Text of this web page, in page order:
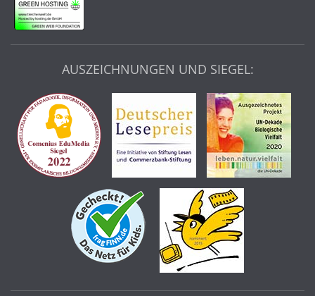
AUSZEICHNUNGEN UND SIEGEL: